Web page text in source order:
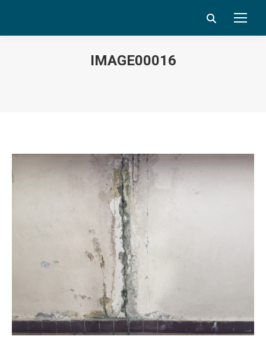
Search:
IMAGE00016